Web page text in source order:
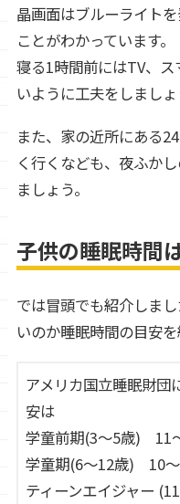
晶画面はブルーライト
ことがわかっています。
寝る1時間前にはTV、
いように工夫をしましょ
また、家の近所にある
く行くなども、夜ふか
ましょう。
子供の睡眠時間
では冒頭でも紹介しま
いのか睡眠時間の目安を
アメリカ国立睡眠財団
安は
学童前期(3～5歳) 11
学童期(6～12歳) 10
ティーンエイジャー